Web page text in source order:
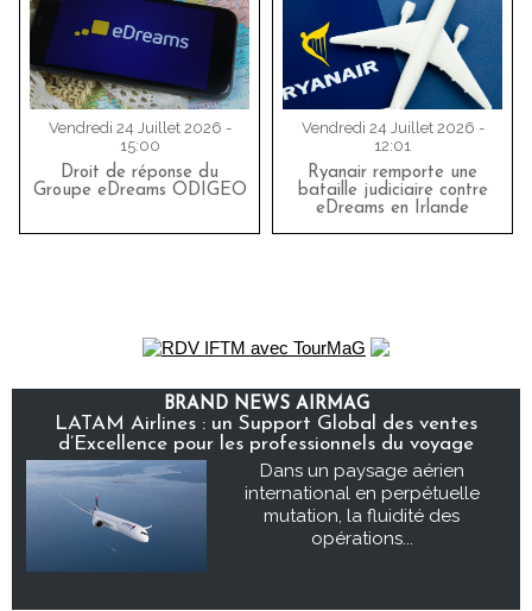
Vendredi 24 Juillet 2026 -
15:00
Droit de réponse du
Groupe eDreams ODIGEO
Vendredi 24 Juillet 2026 -
12:01
Ryanair remporte une
bataille judiciaire contre
eDreams en Irlande
BRAND NEWS AIRMAG
LATAM Airlines : un Support Global des ventes
d’Excellence pour les professionnels du voyage
Dans un paysage aérien
international en perpétuelle
mutation, la fluidité des
opérations...